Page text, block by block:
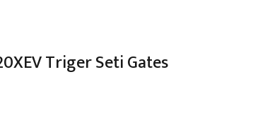
Triger Seti Gates